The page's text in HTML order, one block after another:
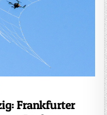
Frankfurter